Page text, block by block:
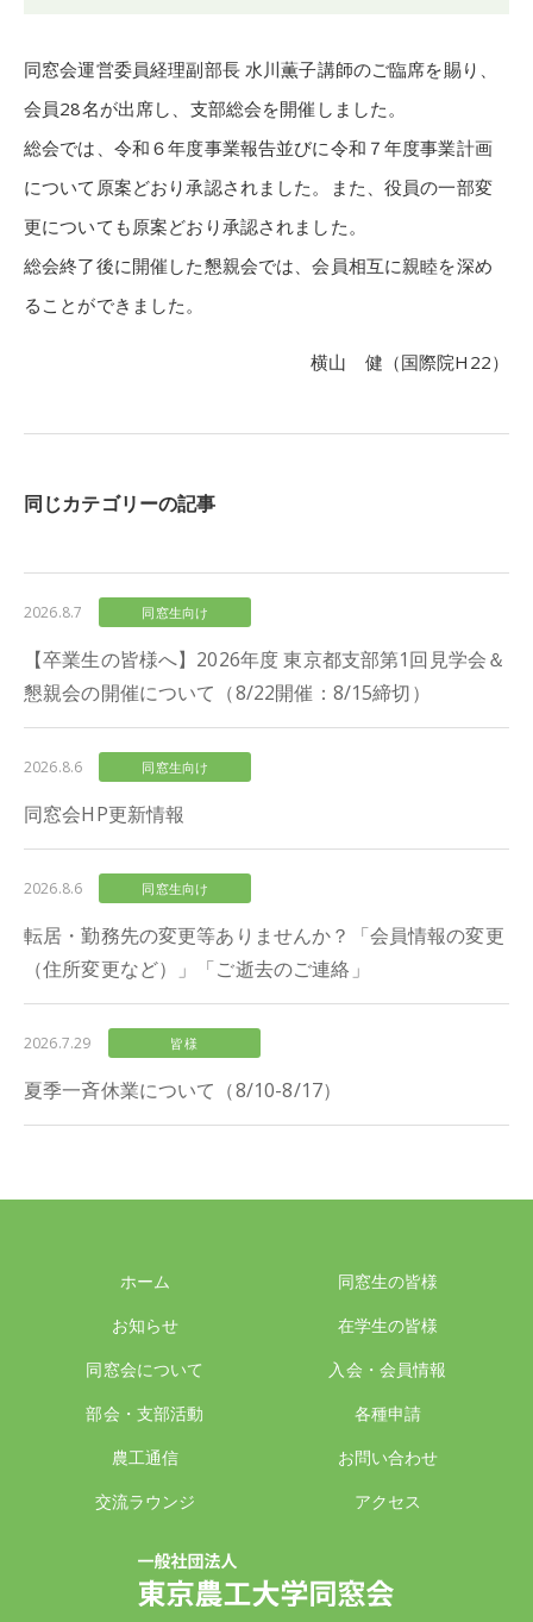
同窓会運営委員経理副部長 水川薫子講師のご臨席を賜り、
会員28名が出席し、支部総会を開催しました。
総会では、令和６年度事業報告並びに令和７年度事業計画
について原案どおり承認されました。また、役員の一部変
更についても原案どおり承認されました。
総会終了後に開催した懇親会では、会員相互に親睦を深め
ることができました。
横山 健（国際院H22）
同じカテゴリーの記事
2026.8.7 同窓生向け
【卒業生の皆様へ】2026年度 東京都支部第1回見学会＆
懇親会の開催について（8/22開催：8/15締切）
2026.8.6 同窓生向け
同窓会HP更新情報
2026.8.6 同窓生向け
転居・勤務先の変更等ありませんか？「会員情報の変更
（住所変更など）」「ご逝去のご連絡」
2026.7.29 皆様
夏季一斉休業について（8/10-8/17）
ホーム
お知らせ
同窓会について
部会・支部活動
農工通信
交流ラウンジ
同窓生の皆様
在学生の皆様
入会・会員情報
各種申請
お問い合わせ
アクセス